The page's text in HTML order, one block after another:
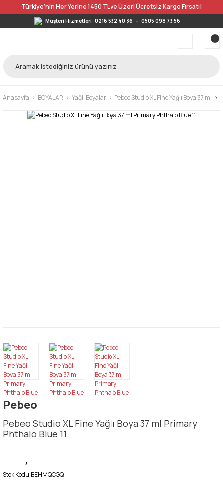
Türkiye’nin Her Yerine 1450 TL ve Üzeri Ücretsiz Kargo Fırsatı!
Müşteri Hizmetleri 0216 532 40 36 - 0505 098 73 56
Anasayfa BOYALAR Yağlı Boyalar Pebeo Studio XL Fine Yağlı Boya 37 ml
Pebeo
Pebeo Studio XL Fine Yağlı Boya 37 ml Primary
Phthalo Blue 11
Stok Kodu:BEHMQCGQ